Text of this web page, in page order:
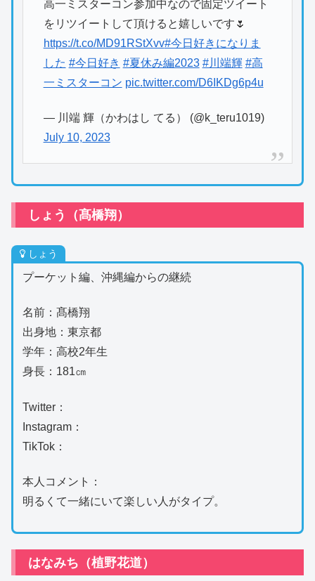
高一ミスターコン参加中なので固定ツイート
をリツイートして頂けると嬉しいです🌷
https://t.co/MD91RStXvv#今日好きになりま
した #今日好き #夏休み編2023 #川端輝 #高
一ミスターコン pic.twitter.com/D6IKDg6p4u
— 川端 輝（かわはし てる） (@k_teru1019)
July 10, 2023
しょう（髙橋翔）
しょう
プーケット編、沖縄編からの継続
名前：髙橋翔
出身地：東京都
学年：高校2年生
身長：181㎝
Twitter：
Instagram：
TikTok：
本人コメント：
明るくて一緒にいて楽しい人がタイプ。
はなみち（植野花道）